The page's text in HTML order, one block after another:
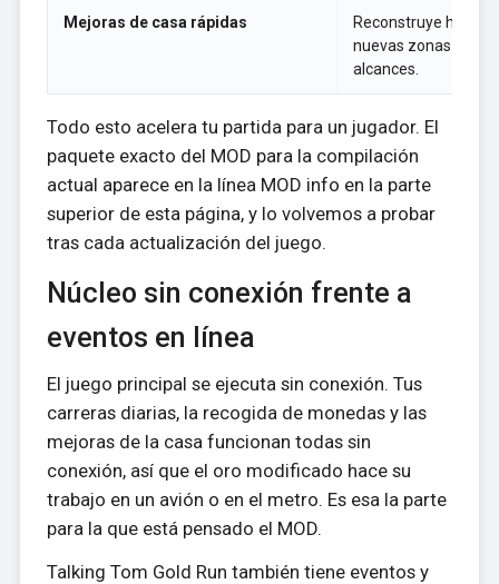
Mejoras de casa rápidas
Reconstruye
nuevas zonas en
alcances.
Todo esto acelera tu partida para un jugador. El
paquete exacto del MOD para la compilación
actual aparece en la línea MOD info en la parte
superior de esta página, y lo volvemos a probar
tras cada actualización del juego.
Núcleo sin conexión frente a
eventos en línea
El juego principal se ejecuta sin conexión. Tus
carreras diarias, la recogida de monedas y las
mejoras de la casa funcionan todas sin
conexión, así que el oro modificado hace su
trabajo en un avión o en el metro. Es esa la parte
para la que está pensado el MOD.
Talking Tom Gold Run también tiene eventos y